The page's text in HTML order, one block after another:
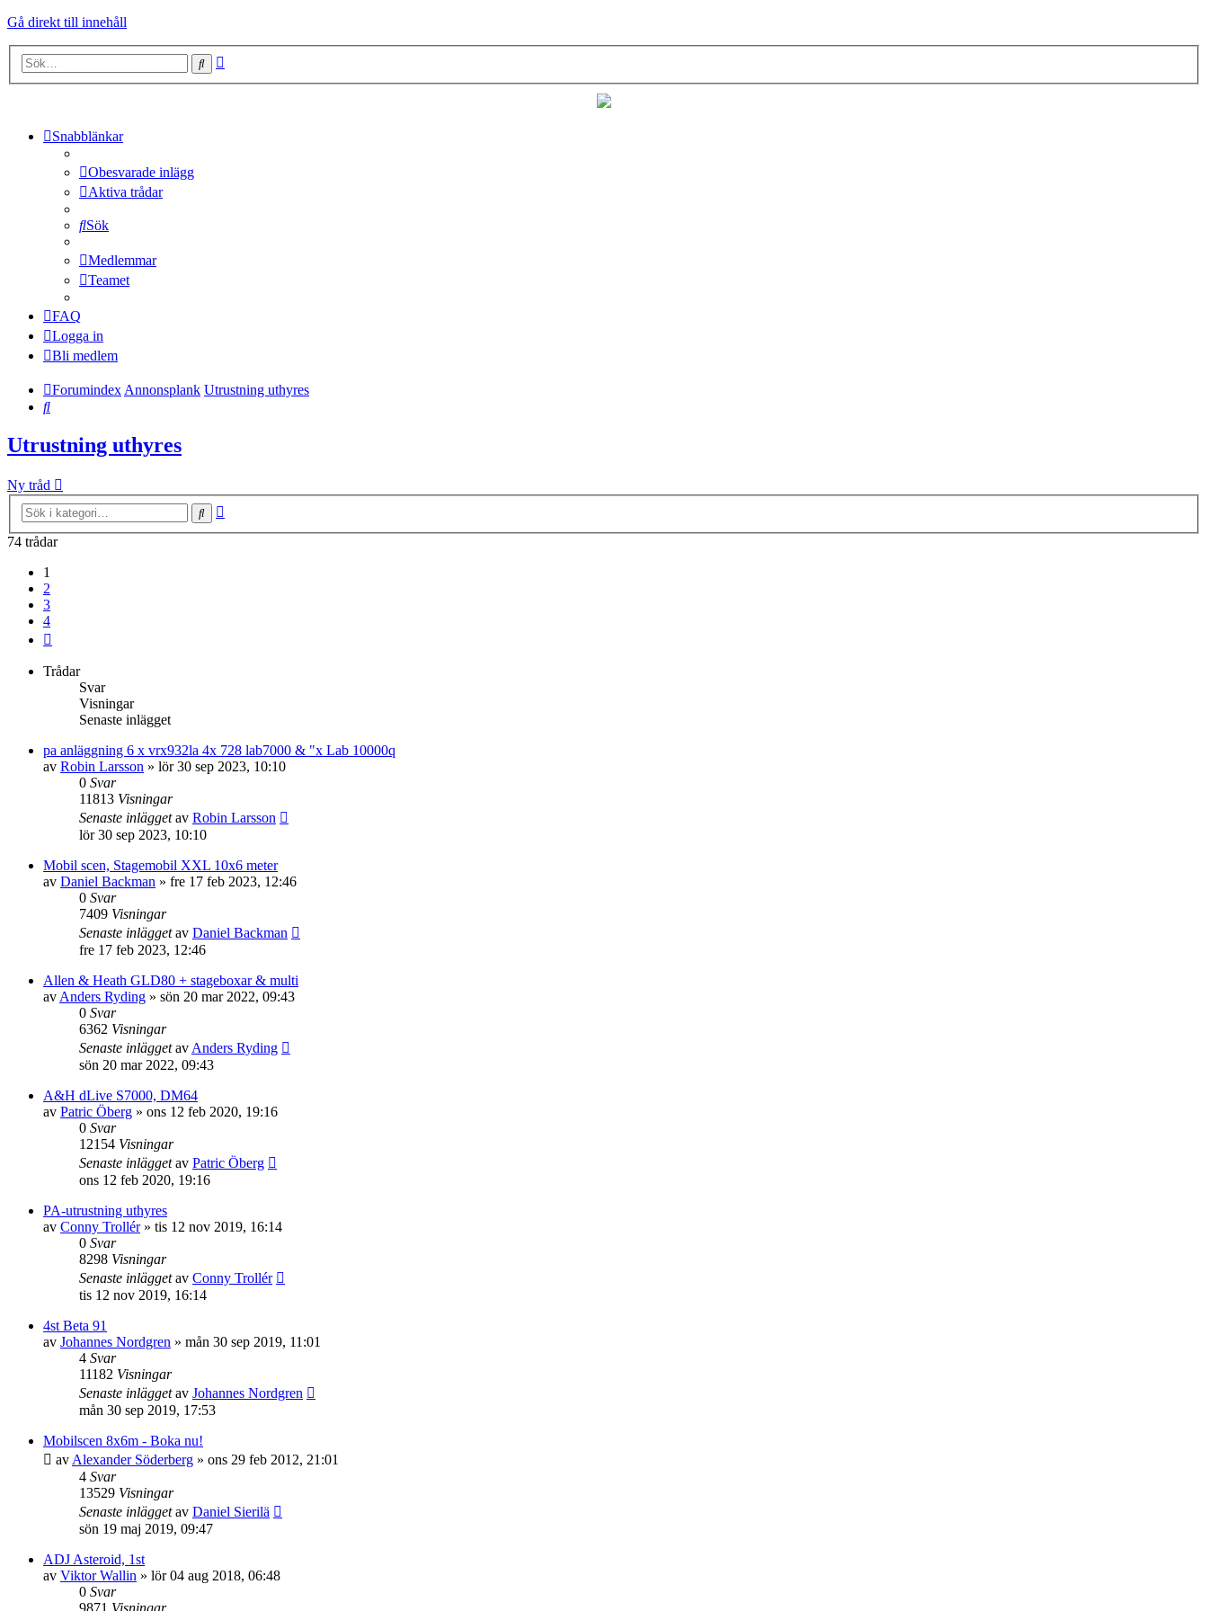
Gå direkt till innehåll
Sök
Snabblänkar
Obesvarade inlägg
Aktiva trådar
Sök
Medlemmar
Teamet
FAQ
Logga in
Bli medlem
Forumindex Annonsplank Utrustning uthyres
Sök
Utrustning uthyres
Ny tråd
Sök
74 trådar
1
2
3
4
Trådar
Svar
Visningar
Senaste inlägget
pa anläggning 6 x vrx932la 4x 728 lab7000 & "x Lab 10000q
av Robin Larsson » lör 30 sep 2023, 10:10
0 Svar
11813 Visningar
Senaste inläggetav Robin Larsson
lör 30 sep 2023, 10:10
Mobil scen, Stagemobil XXL 10x6 meter
av Daniel Backman » fre 17 feb 2023, 12:46
0 Svar
7409 Visningar
Senaste inläggetav Daniel Backman
fre 17 feb 2023, 12:46
Allen & Heath GLD80 + stageboxar & multi
av Anders Ryding » sön 20 mar 2022, 09:43
0 Svar
6362 Visningar
Senaste inläggetav Anders Ryding
sön 20 mar 2022, 09:43
A&H dLive S7000, DM64
av Patric Öberg » ons 12 feb 2020, 19:16
0 Svar
12154 Visningar
Senaste inläggetav Patric Öberg
ons 12 feb 2020, 19:16
PA-utrustning uthyres
av Conny Trollér» tis 12 nov 2019, 16:14
0 Svar
8298 Visningar
Senaste inläggetav Conny Trollér
tis 12 nov 2019, 16:14
4st Beta 91
av Johannes Nordgren » mån 30 sep 2019, 11:01
4 Svar
11182 Visningar
Senaste inläggetav Johannes Nordgren
mån 30 sep 2019, 17:53
Mobilscen 8x6m - Boka nu!
av Alexander Söderberg » ons 29 feb 2012, 21:01
4 Svar
13529 Visningar
Senaste inläggetav Daniel Sierilä
sön 19 maj 2019, 09:47
ADJ Asteroid, 1st
av Viktor Wallin » lör 04 aug 2018, 06:48
0 Svar
9871 Visningar